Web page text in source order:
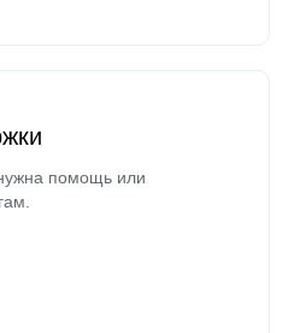
помощь или